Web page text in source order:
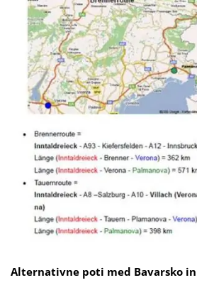
Alternativne poti med Bavarsko